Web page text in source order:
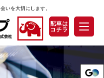
いを大切にします。
組み
案内